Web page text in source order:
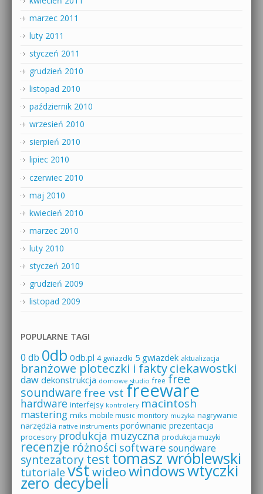
marzec 2011
luty 2011
styczeń 2011
grudzień 2010
listopad 2010
październik 2010
wrzesień 2010
sierpień 2010
lipiec 2010
czerwiec 2010
maj 2010
kwiecień 2010
marzec 2010
luty 2010
styczeń 2010
grudzień 2009
listopad 2009
POPULARNE TAGI
0 db 0db 0db.pl 4 gwiazdki 5 gwiazdek aktualizacja
branżowe ploteczki i faktyciekawostki
daw dekonstrukcja domowe studio free free
soundware free vst freeware
hardware interfejsy kontrolery macintosh
mastering miks mobile music monitory muzyka nagrywanie
narzędzia native instruments porównanie prezentacja
procesory produkcja muzyczna produkcja muzyki
recenzje różności software soundware
syntezatorytesttomasz wróblewski
tutoriale vstwideowindowswtyczki
zero decybeli